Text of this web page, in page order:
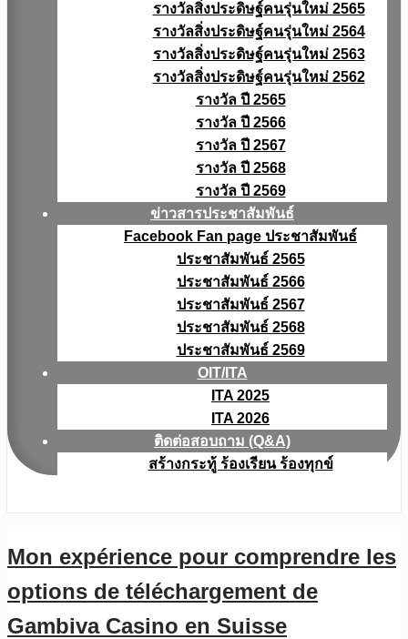
รางวัลสิ่งประดิษฐ์คนรุ่นใหม่ 2565
รางวัลสิ่งประดิษฐ์คนรุ่นใหม่ 2564
รางวัลสิ่งประดิษฐ์คนรุ่นใหม่ 2563
รางวัลสิ่งประดิษฐ์คนรุ่นใหม่ 2562
รางวัล ปี 2565
รางวัล ปี 2566
รางวัล ปี 2567
รางวัล ปี 2568
รางวัล ปี 2569
ข่าวสารประชาสัมพันธ์
Facebook Fan page ประชาสัมพันธ์
ประชาสัมพันธ์ 2565
ประชาสัมพันธ์ 2566
ประชาสัมพันธ์ 2567
ประชาสัมพันธ์ 2568
ประชาสัมพันธ์ 2569
OIT/ITA
ITA 2025
ITA 2026
ติดต่อสอบถาม (Q&A)
สร้างกระทู้ ร้องเรียน ร้องทุกข์
Mon expérience pour comprendre les
options de téléchargement de
Gambiva Casino en Suisse